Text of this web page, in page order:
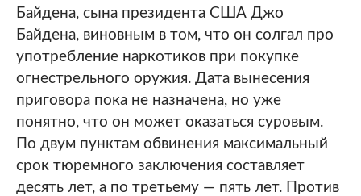
Байдена, сына президента США Джо
Байдена, виновным в том, что он солгал про
употребление наркотиков при покупке
огнестрельного оружия. Дата вынесения
приговора пока не назначена, но уже
понятно, что он может оказаться суровым.
По двум пунктам обвинения максимальный
срок тюремного заключения составляет
десять лет, а по третьему — пять лет. Против